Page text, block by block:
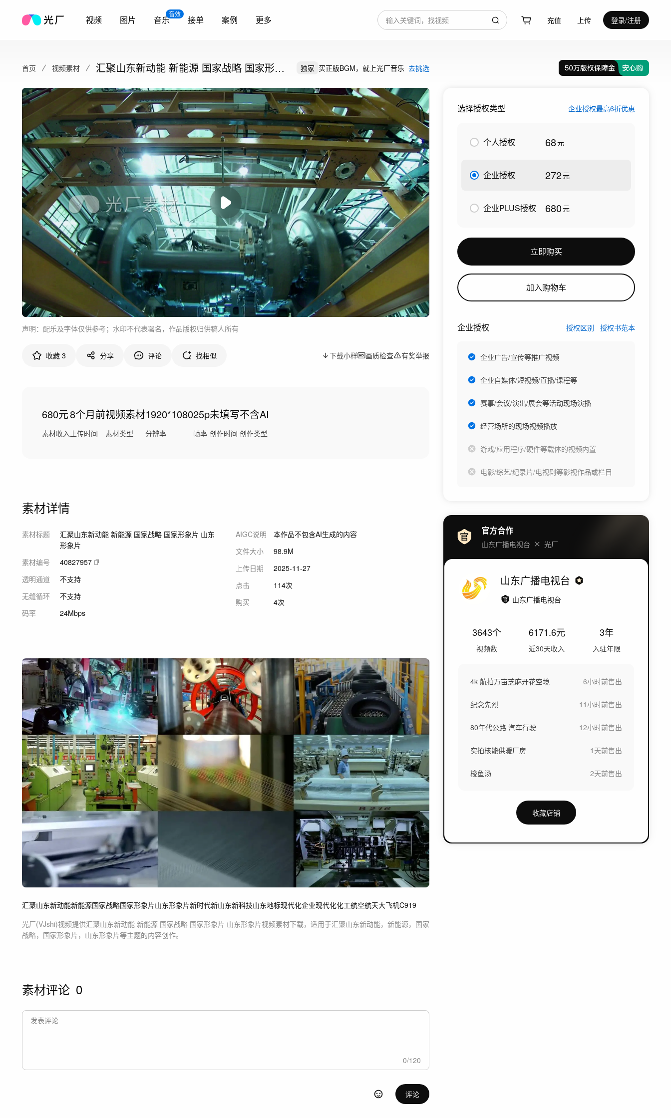
视频 图片
音效
音乐 接单 案例 更多 充值 上传 登录/注册
首页 视频素材
汇聚山东新动能 新能源 国家战略 国家形象
独家 买正版BGM，就上光厂音乐 去挑选
声明：配乐及字体仅供参考；水印不代表署名，作品版权归供稿人所有
收藏 3 分享 评论 找相似 下载小样 画质检查 有奖举报
680元
素材收入
8个月前
上传时间
视频素材
素材类型
1920*1080
分辨率
25p
帧率
未填写
创作时间
不含AI
创作类型
素材详情
素材标题
汇聚山东新动能 新能源 国家战略 国家形象片 山东
形象片
素材编号
40827957
透明通道
不支持
无缝循环
不支持
码率
24Mbps
AIGC说明
本作品不包含AI生成的内容
文件大小
98.9M
上传日期
2025-11-27
点击
114次
购买
4次
汇聚山东新动能新能源国家战略国家形象片山东形象片新时代新山东新科技山东地标现代化企业现代化化工航空航天大飞机C919
光厂(VJshi)视频提供汇聚山东新动能 新能源 国家战略 国家形象片 山东形象片视频素材下载，适用于汇聚山东新动能，新能源，国家
战略，国家形象片，山东形象片等主题的内容创作。
素材评论 0
0/120
评论
选择授权类型 企业授权最高6折优惠
个人授权 68元
企业授权 272元
企业PLUS授权 680元
立即购买
加入购物车
企业授权 授权区别 授权书范本
企业广告/宣传等推广视频
企业自媒体/短视频/直播/课程等
赛事/会议/演出/展会等活动现场演播
经营场所的现场视频播放
游戏/应用程序/硬件等载体的视频内置
电影/综艺/纪录片/电视剧等影视作品或栏目
官方合作
山东广播电视台 光厂
山东广播电视台
山东广播电视台
3643个
视频数
6171.6元
近30天收入
3年
入驻年限
4k 航拍万亩芝麻开花空境 6小时前售出
纪念先烈 11小时前售出
80年代公路 汽车行驶 12小时前售出
实拍核能供暖厂房 1天前售出
梭鱼汤 2天前售出
收藏店铺